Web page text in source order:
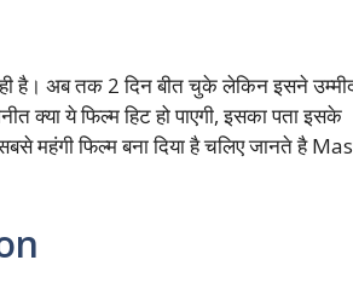
है। अब तक 2 दिन बीत चुके लेकिन इसने
क्या ये फिल्म हिट हो पाएगी, इसका पता इसके
महंगी फिल्म बना दिया है चलिए जानते है